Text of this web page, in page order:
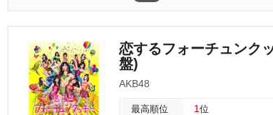
恋するフォーチュンク
盤)
AKB48
最高順位 1 位